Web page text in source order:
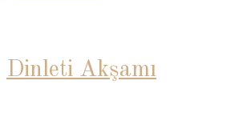
Dinleti Akşamı